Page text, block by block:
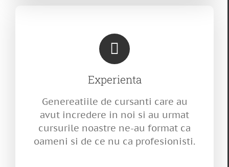
Experienta
Genereatiile de cursanti care au
avut incredere in noi si au urmat
cursurile noastre ne-au format ca
oameni si de ce nu ca profesionisti.